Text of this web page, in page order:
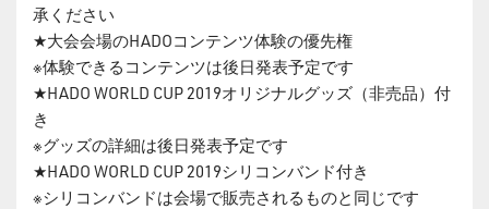
承ください
★大会会場のHADOコンテンツ体験の優先権
※体験できるコンテンツは後日発表予定です
★HADO WORLD CUP 2019オリジナルグッズ（非売品）付
き
※グッズの詳細は後日発表予定です
★HADO WORLD CUP 2019シリコンバンド付き
※シリコンバンドは会場で販売されるものと同じです